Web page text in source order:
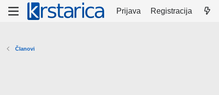
Prijava Registracija
Članovi